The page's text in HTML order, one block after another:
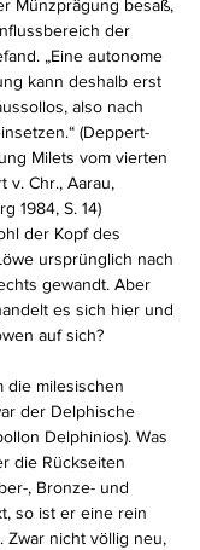
Münzprägung besaß,
der
„Eine autonome
kann deshalb erst
also nach
(Deppert-
Milets vom vierten
v. Chr., Aarau,
1984, S. 14)
der Kopf des
ursprünglich nach
gewandt. Aber
es sich hier und
auf sich?
die milesischen
der Delphische
Delphinios). Was
die Rückseiten
, Bronze- und
so ist er eine rein
Zwar nicht völlig neu,